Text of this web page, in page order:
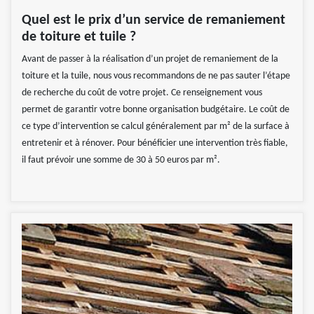
Quel est le prix d’un service de remaniement
de toiture et tuile ?
Avant de passer à la réalisation d’un projet de remaniement de la
toiture et la tuile, nous vous recommandons de ne pas sauter l’étape
de recherche du coût de votre projet. Ce renseignement vous
permet de garantir votre bonne organisation budgétaire. Le coût de
ce type d’intervention se calcul généralement par m² de la surface à
entretenir et à rénover. Pour bénéficier une intervention très fiable,
il faut prévoir une somme de 30 à 50 euros par m².